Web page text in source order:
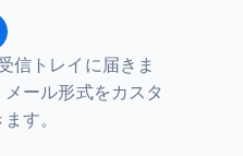
信トレイに届きま
ール形式をカスタ
す。